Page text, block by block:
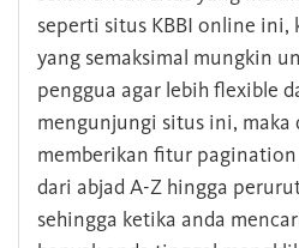
seperti situs KBBI online ini,
yang semaksimal mungkin
penggua agar lebih flexible
mengunjungi situs ini, maka
memberikan fitur
dari abjad A-Z hingga
sehingga ketika anda